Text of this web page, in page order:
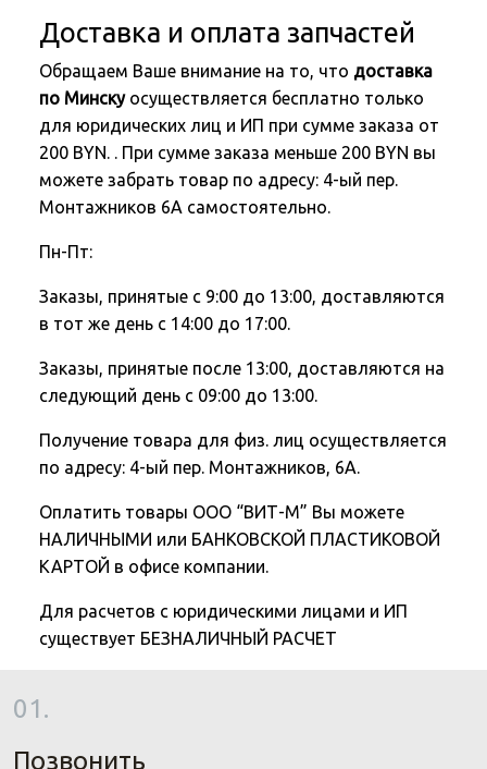
Доставка и оплата запчастей
Обращаем Ваше внимание на то, что доставка
по Минскуосуществляется бесплатно только
для юридических лиц и ИП при сумме заказа от
200 BYN. . При сумме заказа меньше 200 BYN вы
можете забрать товар по адресу: 4-ый пер.
Монтажников 6А самостоятельно.
Пн-Пт:
Заказы, принятые с 9:00 до 13:00, доставляются
в тот же день с 14:00 до 17:00.
Заказы, принятые после 13:00, доставляются на
следующий день с 09:00 до 13:00.
Получение товара для физ. лиц осуществляется
по адресу: 4-ый пер. Монтажников, 6А.
Оплатить товары ООО “ВИТ-М” Вы можете
НАЛИЧНЫМИ или БАНКОВСКОЙ ПЛАСТИКОВОЙ
КАРТОЙ в офисе компании.
Для расчетов с юридическими лицами и ИП
существует БЕЗНАЛИЧНЫЙ РАСЧЕТ
01.
Позвонить